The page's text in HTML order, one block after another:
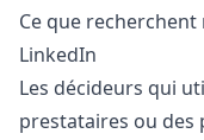
Ce que
LinkedIn
Les décideurs qui
prestataires ou